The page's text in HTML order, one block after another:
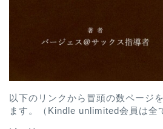
以下のリンクから冒頭の数ページ
ます。（Kindle unlimited会員は全